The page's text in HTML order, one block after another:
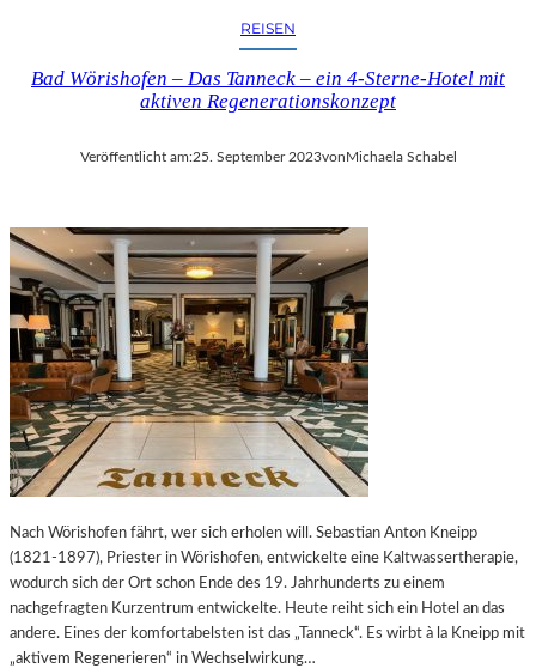
REISEN
Bad Wörishofen – Das Tanneck – ein 4-Sterne-Hotel mit
aktiven Regenerationskonzept
Veröffentlicht am:25. September 2023von Michaela Schabel
Nach Wörishofen fährt, wer sich erholen will. Sebastian Anton Kneipp
(1821-1897), Priester in Wörishofen, entwickelte eine Kaltwassertherapie,
wodurch sich der Ort schon Ende des 19. Jahrhunderts zu einem
nachgefragten Kurzentrum entwickelte. Heute reiht sich ein Hotel an das
andere. Eines der komfortabelsten ist das „Tanneck“. Es wirbt à la Kneipp mit
„aktivem Regenerieren“ in Wechselwirkung…